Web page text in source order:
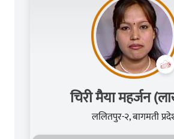
चिरी मैया महर्जन
ललितपुर-२, बागमती